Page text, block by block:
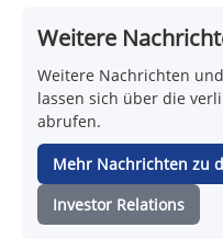
Weitere
Weitere Nachrichten
lassen sich über die
abrufen.
Mehr Nachrichten zu
Investor Relations